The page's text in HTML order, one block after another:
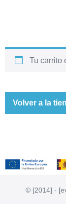
Tu carrito
Volver a la
© [2014] -